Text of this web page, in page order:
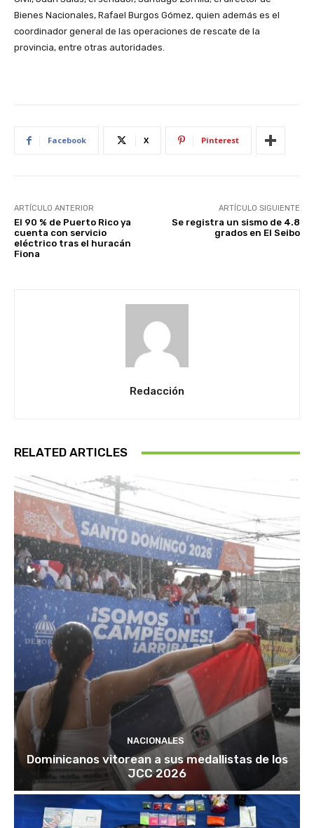
Bienes Nacionales, Rafael Burgos Gómez, quien además es el
coordinador general de las operaciones de rescate de la
provincia, entre otras autoridades.
Facebook X Pinterest
ARTÍCULO ANTERIOR
El 90 % de Puerto Rico ya
cuenta con servicio
eléctrico tras el huracán
Fiona
ARTÍCULO SIGUIENTE
Se registra un sismo de 4.8
grados en El Seibo
Redacción
RELATED ARTICLES
NACIONALES
Dominicanos vitorean a sus medallistas de los
JCC 2026